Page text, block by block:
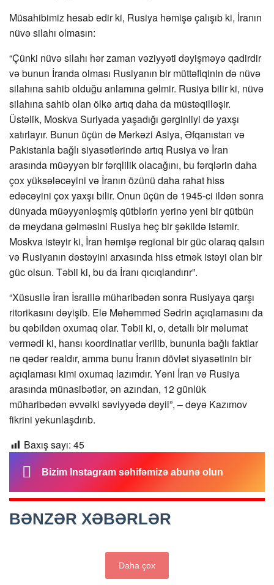
Müsahibimiz hesab edir ki, Rusiya həmişə çalışıb ki, İranın
nüvə silahı olmasın:
“Çünki nüvə silahı hər zaman vəziyyəti dəyişməyə qadirdir
və bunun İranda olması Rusiyanın bir müttəfiqinin də nüvə
silahına sahib olduğu anlamına gəlmir. Rusiya bilir ki, nüvə
silahına sahib olan ölkə artıq daha da müstəqilləşir.
Üstəlik, Moskva Suriyada yaşadığı gərginliyi də yaxşı
xatırlayır. Bunun üçün də Mərkəzi Asiya, Əfqanıstan və
Pakistanla bağlı siyasətlərində artıq Rusiya və İran
arasında müəyyən bir fərqlilik olacağını, bu fərqlərin daha
çox yüksələcəyini və İranın özünü daha rahat hiss
edəcəyini çox yaxşı bilir. Onun üçün də 1945-ci ildən sonra
dünyada müəyyənləşmiş qütblərin yerinə yeni bir qütbün
də meydana gəlməsini Rusiya heç bir şəkildə istəmir.
Moskva istəyir ki, İran həmişə regional bir güc olaraq qalsın
və Rusiyanın dəstəyini arxasında hiss etmək istəyi olan bir
güc olsun. Təbii ki, bu da İranı qıcıqlandırır”.
“Xüsusilə İran İsraillə müharibədən sonra Rusiyaya qarşı
ritorikasını dəyişib. Elə Məhəmməd Sədrin açıqlamasını da
bu qəbildən oxumaq olar. Təbii ki, o, detallı bir məlumat
vermədi ki, hansı koordinatlar verilib, bununla bağlı faktlar
nə qədər realdır, amma bunu İranın dövlət siyasətinin bir
açıqlaması kimi oxumaq lazımdır. Yəni İran və Rusiya
arasında münasibətlər, ən azından, 12 günlük
müharibədən əvvəlki səviyyədə deyil”, – deyə Kazımov
fikrini yekunlaşdırıb.
Baxış sayı: 45
Bizim Instagram səhifəmizə abunə olun
BƏNZƏR XƏBƏRLƏR
Daha çox